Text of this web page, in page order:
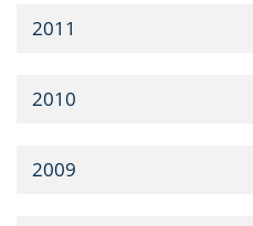
2011
2010
2009